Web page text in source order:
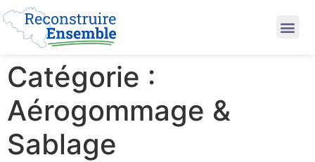
Catégorie :
Aérogommage &
Sablage